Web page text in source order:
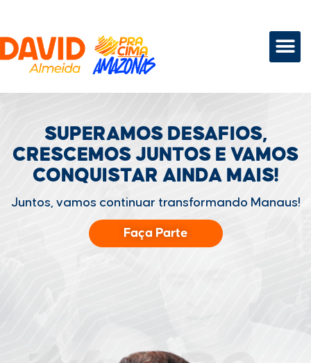
SUPERAMOS DESAFIOS,
CRESCEMOS JUNTOS E VAMOS
CONQUISTAR AINDA MAIS!
Juntos, vamos continuar transformando Manaus!
Faça Parte